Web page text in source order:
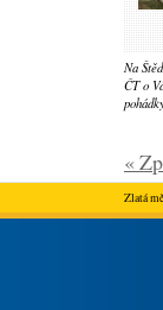
Na
ČT o
«
Zlatá